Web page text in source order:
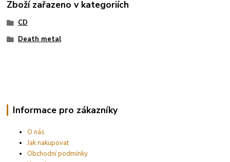
Zboží zařazeno v kategoriích
CD
Death metal
Informace pro zákazníky
O nás
Jak nakupovat
Obchodní podmínky